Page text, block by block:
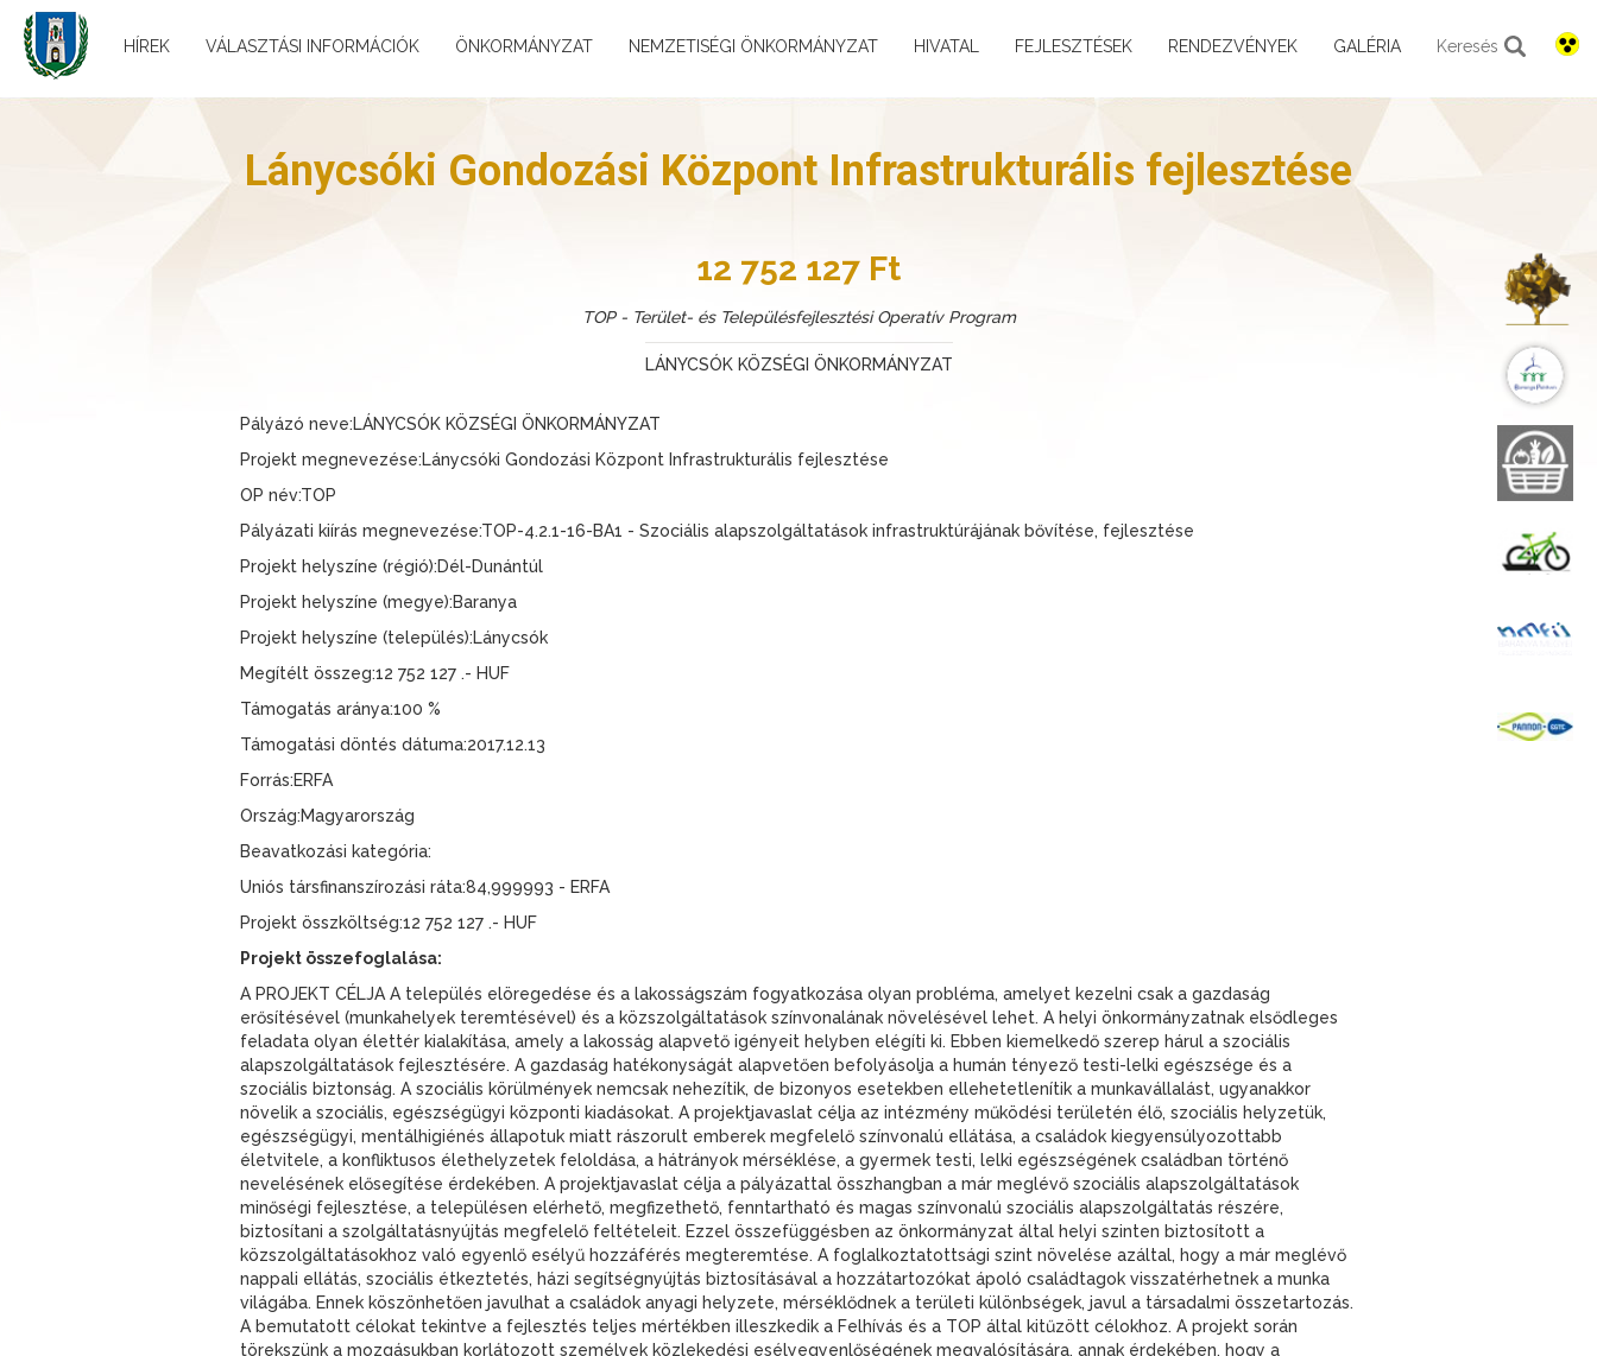
HÍREK VÁLASZTÁSI INFORMÁCIÓK ÖNKORMÁNYZAT NEMZETISÉGI ÖNKORMÁNYZAT HIVATAL FEJLESZTÉSEK RENDEZVÉNYEK GALÉRIA Keresés
Lánycsóki Gondozási Központ Infrastrukturális fejlesztése
12 752 127 Ft
TOP - Terület- és Településfejlesztési Operatív Program
LÁNYCSÓK KÖZSÉGI ÖNKORMÁNYZAT
Pályázó neve:LÁNYCSÓK KÖZSÉGI ÖNKORMÁNYZAT
Projekt megnevezése:Lánycsóki Gondozási Központ Infrastrukturális fejlesztése
OP név:TOP
Pályázati kiírás megnevezése:TOP-4.2.1-16-BA1 - Szociális alapszolgáltatások infrastruktúrájának bővítése, fejlesztése
Projekt helyszíne (régió):Dél-Dunántúl
Projekt helyszíne (megye):Baranya
Projekt helyszíne (település):Lánycsók
Megítélt összeg:12 752 127 .- HUF
Támogatás aránya:100 %
Támogatási döntés dátuma:2017.12.13
Forrás:ERFA
Ország:Magyarország
Beavatkozási kategória:
Uniós társfinanszírozási ráta:84,999993 - ERFA
Projekt összköltség:12 752 127 .- HUF
Projekt összefoglalása:
A PROJEKT CÉLJA A település elöregedése és a lakosságszám fogyatkozása olyan probléma, amelyet kezelni csak a gazdaság
erősítésével (munkahelyek teremtésével) és a közszolgáltatások színvonalának növelésével lehet. A helyi önkormányzatnak elsődleges
feladata olyan élettér kialakítása, amely a lakosság alapvető igényeit helyben elégíti ki. Ebben kiemelkedő szerep hárul a szociális
alapszolgáltatások fejlesztésére. A gazdaság hatékonyságát alapvetően befolyásolja a humán tényező testi-lelki egészsége és a
szociális biztonság. A szociális körülmények nemcsak nehezítik, de bizonyos esetekben ellehetetlenítik a munkavállalást, ugyanakkor
növelik a szociális, egészségügyi központi kiadásokat. A projektjavaslat célja az intézmény működési területén élő, szociális helyzetük,
egészségügyi, mentálhigiénés állapotuk miatt rászorult emberek megfelelő színvonalú ellátása, a családok kiegyensúlyozottabb
életvitele, a konfliktusos élethelyzetek feloldása, a hátrányok mérséklése, a gyermek testi, lelki egészségének családban történő
nevelésének elősegítése érdekében. A projektjavaslat célja a pályázattal összhangban a már meglévő szociális alapszolgáltatások
minőségi fejlesztése, a településen elérhető, megfizethető, fenntartható és magas színvonalú szociális alapszolgáltatás részére,
biztosítani a szolgáltatásnyújtás megfelelő feltételeit. Ezzel összefüggésben az önkormányzat által helyi szinten biztosított a
közszolgáltatásokhoz való egyenlő esélyű hozzáférés megteremtése. A foglalkoztatottsági szint növelése azáltal, hogy a már meglévő
nappali ellátás, szociális étkeztetés, házi segítségnyújtás biztosításával a hozzátartozókat ápoló családtagok visszatérhetnek a munka
világába. Ennek köszönhetően javulhat a családok anyagi helyzete, mérséklődnek a területi különbségek, javul a társadalmi összetartozás.
A bemutatott célokat tekintve a fejlesztés teljes mértékben illeszkedik a Felhívás és a TOP által kitűzött célokhoz. A projekt során
törekszünk a mozgásukban korlátozott személyek közlekedési esélyegyenlőségének megvalósítására, annak érdekében, hogy a